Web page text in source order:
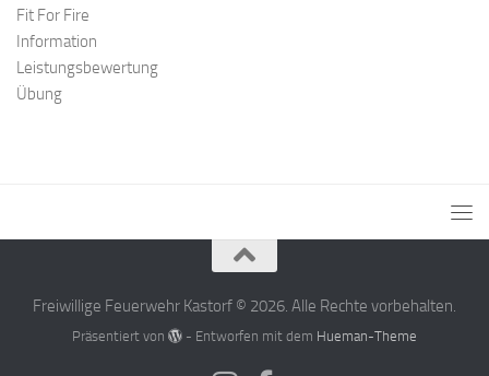
Fit For Fire
Information
Leistungsbewertung
Übung
Freiwillige Feuerwehr Kastorf © 2026. Alle Rechte vorbehalten.
Präsentiert von - Entworfen mit dem Hueman-Theme